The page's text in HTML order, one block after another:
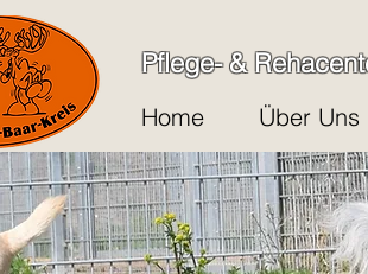
Pflege- &
Home Über Uns